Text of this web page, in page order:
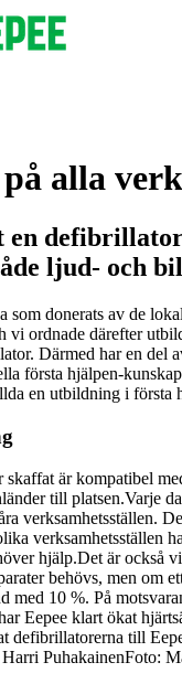
alla
en
ljud- och
donerats av de
vi ordnade därefter
Därmed har en del
första hjälpen-
en utbildning i första
skaffat är kompatibel
till platsen.Varje
verksamhetsställen.
verksamhetsställen
hjälp.Det är också
behövs, men
med 10 %. På
Eepee klart ökat
defibrillatorerna till
PuhakainenFoto: